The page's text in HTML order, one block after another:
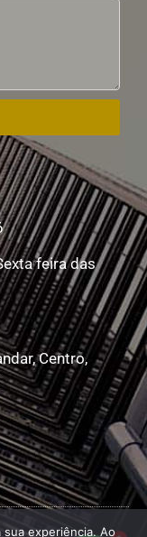
feira das
Centro,
experiência. Ao